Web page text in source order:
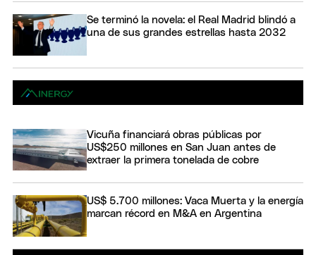
Se terminó la novela: el Real Madrid blindó a
una de sus grandes estrellas hasta 2032
Vicuña financiará obras públicas por
US$250 millones en San Juan antes de
extraer la primera tonelada de cobre
US$ 5.700 millones: Vaca Muerta y la energía
marcan récord en M&A en Argentina